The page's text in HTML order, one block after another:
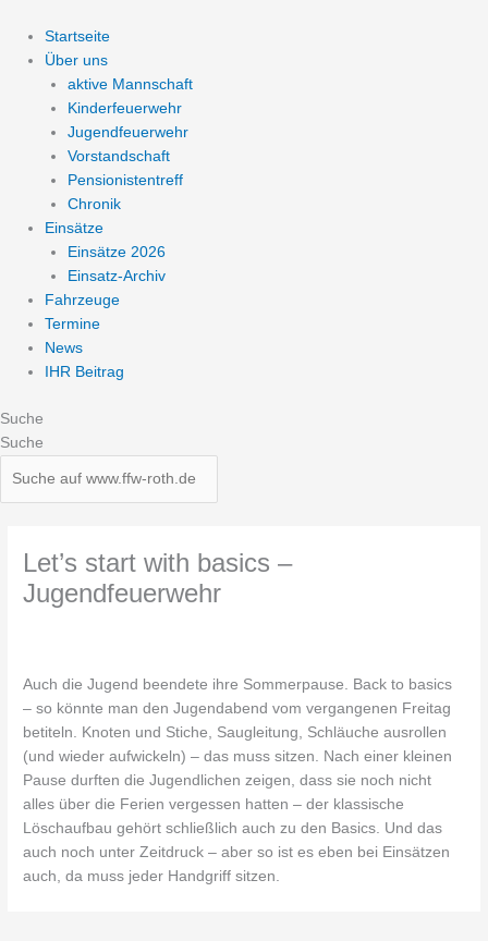
Startseite
Über uns
aktive Mannschaft
Kinderfeuerwehr
Jugendfeuerwehr
Vorstandschaft
Pensionistentreff
Chronik
Einsätze
Einsätze 2026
Einsatz-Archiv
Fahrzeuge
Termine
News
IHR Beitrag
Suche
Suche
Let’s start with basics –
Jugendfeuerwehr
Auch die Jugend beendete ihre Sommerpause. Back to basics
– so könnte man den Jugendabend vom vergangenen Freitag
betiteln. Knoten und Stiche, Saugleitung, Schläuche ausrollen
(und wieder aufwickeln) – das muss sitzen. Nach einer kleinen
Pause durften die Jugendlichen zeigen, dass sie noch nicht
alles über die Ferien vergessen hatten – der klassische
Löschaufbau gehört schließlich auch zu den Basics. Und das
auch noch unter Zeitdruck – aber so ist es eben bei Einsätzen
auch, da muss jeder Handgriff sitzen.